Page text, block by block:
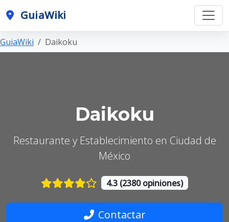
GuiaWiki
GuiaWiki Daikoku
Daikoku
Restaurante y Establecimiento en Ciudad de
México
4.3 (2380 opiniones)
Contactar